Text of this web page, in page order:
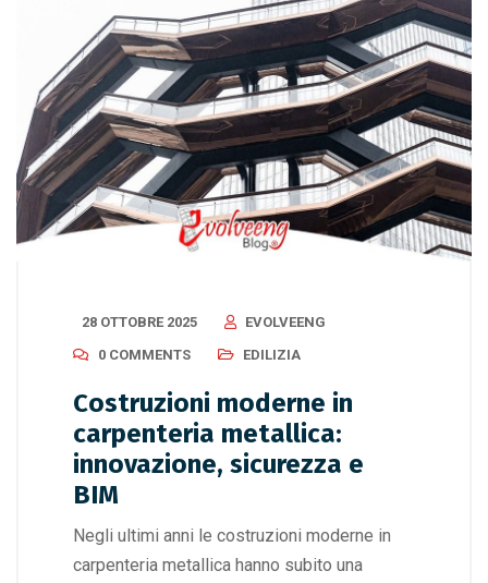
28 OTTOBRE 2025
EVOLVEENG
0 COMMENTS
EDILIZIA
Costruzioni moderne in
carpenteria metallica:
innovazione, sicurezza e
BIM
Negli ultimi anni le costruzioni moderne in
carpenteria metallica hanno subito una